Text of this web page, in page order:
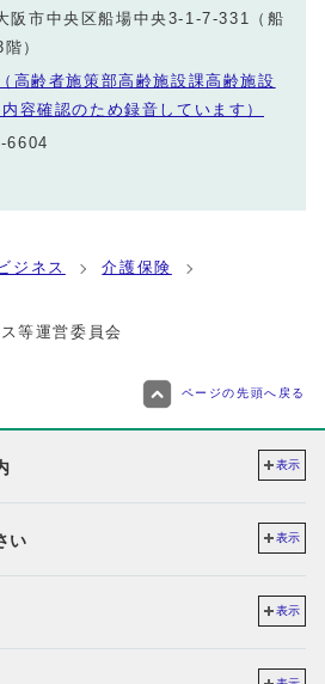
市中央区船場中央3-1-7-331（船
）
高齢者施策部高齢施設課高齢施設
容確認のため録音しています）
6604
ジネス
介護保険
等運営委員会
ページの先頭へ戻る
表示
い 表示
表示